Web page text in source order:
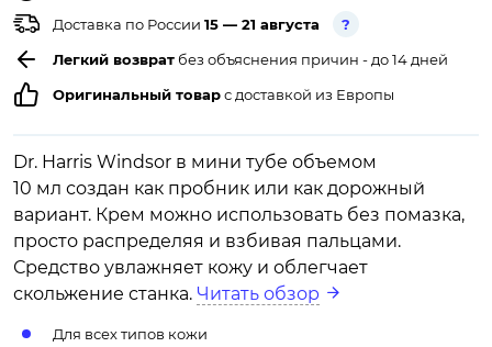
Доставка по России 15 — 21 августа
?
Легкий возврат без объяснения причин - до 14 дней
Оригинальный товарс доставкой из Европы
Dr. Harris Windsor в мини тубе объемом
10 мл создан как пробник или как дорожный
вариант. Крем можно использовать без помазка,
просто распределяя и взбивая пальцами.
Средство увлажняет кожу и облегчает
скольжение станка. Читать обзор
Для всех типов кожи